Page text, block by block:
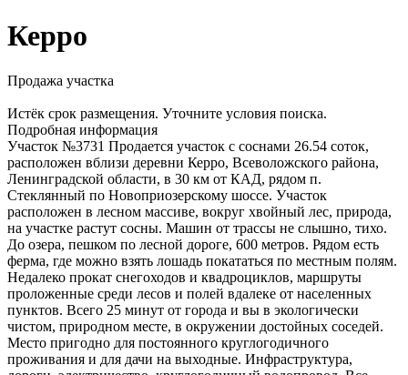
Керро
Продажа участка
Истёк срок размещения. Уточните условия поиска.
Подробная информация
Участок №3731 Продается участок с соснами 26.54 соток,
расположен вблизи деревни Керро, Всеволожского района,
Ленинградской области, в 30 км от КАД, рядом п.
Стеклянный по Новоприозерскому шоссе. Участок
расположен в лесном массиве, вокруг хвойный лес, природа,
на участке растут сосны. Машин от трассы не слышно, тихо.
До озера, пешком по лесной дороге, 600 метров. Рядом есть
ферма, где можно взять лошадь покататься по местным полям.
Недалеко прокат снегоходов и квадроциклов, маршруты
проложенные среди лесов и полей вдалеке от населенных
пунктов. Всего 25 минут от города и вы в экологически
чистом, природном месте, в окружении достойных соседей.
Место пригодно для постоянного круглогодичного
проживания и для дачи на выходные. Инфраструктура,